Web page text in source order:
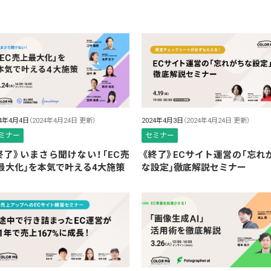
年4月4日 （2024年4月24日 更新）
ナー
了》いまさら聞けない！「EC売
大化」を本気で叶える4大施策
2024年4月3日 （2024年4月24日 更新）
セミナー
《終了》ECサイト運営の「忘れ
な設定」徹底解説セミナー